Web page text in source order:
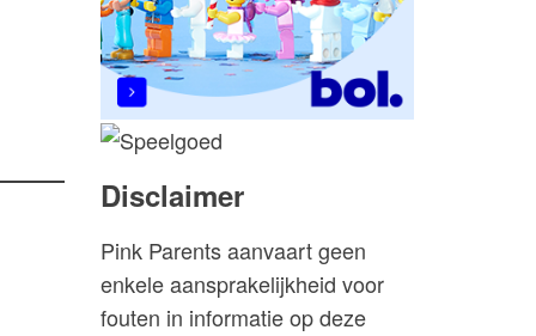
Disclaimer
Pink Parents aanvaart geen
enkele aansprakelijkheid voor
fouten in informatie op deze